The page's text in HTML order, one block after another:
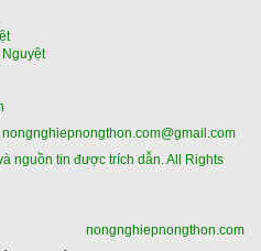
nguồn tin được trích dẫn. All Rights
nongnghiepnongthon.com